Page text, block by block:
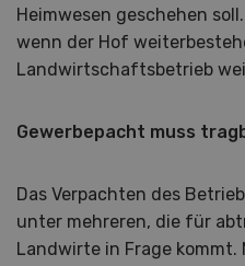
Heimwesen geschehen
wenn der Hof
Landwirtschaftsbetrieb
Gewerbepacht muss
Das Verpachten des
unter mehreren, die für
Landwirte in Frage kommt.